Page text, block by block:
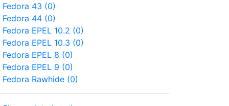
Fedora 43 (0)
Fedora 44 (0)
Fedora EPEL 10.2 (0)
Fedora EPEL 10.3 (0)
Fedora EPEL 8 (0)
Fedora EPEL 9 (0)
Fedora Rawhide (0)